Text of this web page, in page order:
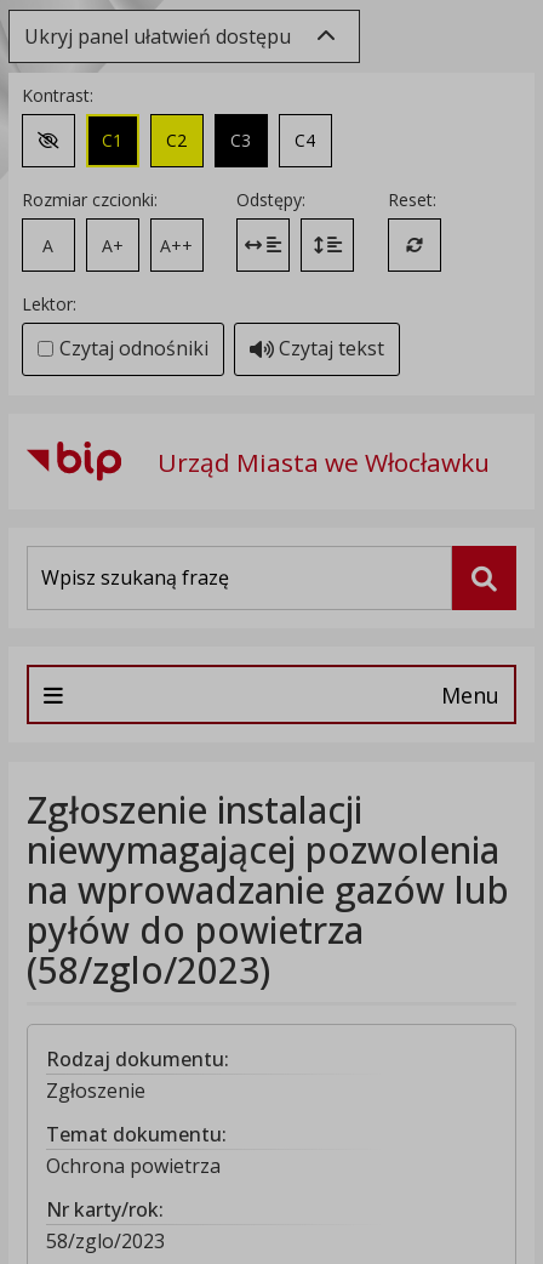
Ukryj panel ułatwień dostępu
Kontrast:
Zmień kontrast na domyślny
C1 C2 C3 C4
Rozmiar czcionki:
A
A+ A++
Odstępy:
Zmień odstęp między literami
Zmień interlinię i margines
Reset:
Przywróć
Lektor:
Czytaj odnośniki Czytaj tekst
Urząd Miasta we Włocławku
Menu
Zgłoszenie instalacji
niewymagającej pozwolenia
na wprowadzanie gazów lub
pyłów do powietrza
(58/zglo/2023)
Rodzaj dokumentu:
Zgłoszenie
Temat dokumentu:
Ochrona powietrza
Nr karty/rok:
58/zglo/2023